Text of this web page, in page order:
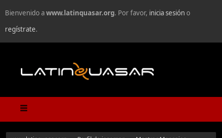
Bienvenido awww.latinquasar.org. Por favor, inicia sesióno
regístrate.